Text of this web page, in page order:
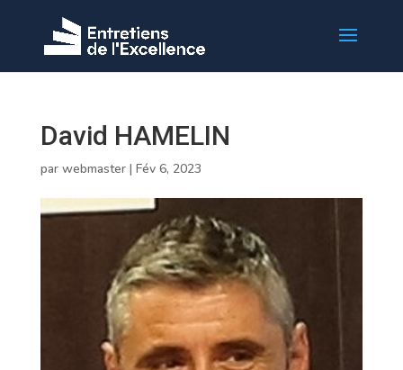
David HAMELIN
par webmaster| Fév 6, 2023